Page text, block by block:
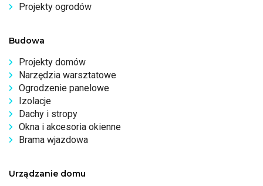
Projekty ogrodów
Budowa
Projekty domów
Narzędzia warsztatowe
Ogrodzenie panelowe
Izolacje
Dachy i stropy
Okna i akcesoria okienne
Brama wjazdowa
Urządzanie domu